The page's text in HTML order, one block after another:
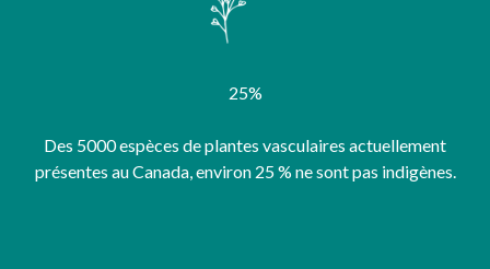
25%
Des 5000 espèces de plantes vasculaires actuellement
présentes au Canada, environ 25 % ne sont pas indigènes.